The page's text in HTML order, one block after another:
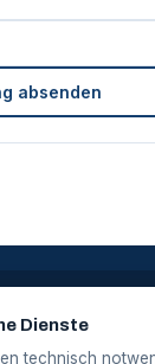
absenden
Orte
Dienste
technisch